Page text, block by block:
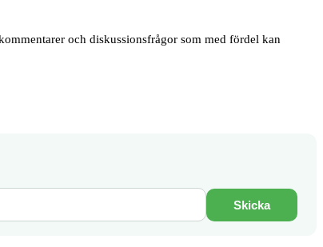
och diskussionsfrågor som med fördel kan
Skicka